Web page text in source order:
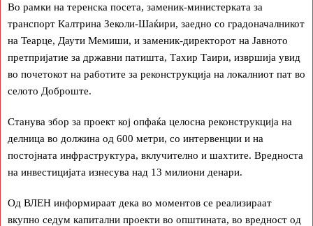
Во рамки на теренска посета, заменик-министерката за
транспорт Калтрина Зеколи-Шаќири, заедно со градоначалникот
на Теарце, Даути Мемиши, и заменик-директорот на Јавното
претпријатие за државни патишта, Тахир Таири, извршија увид
во почетокот на работите за реконструкција на локалниот пат во
селото Доброште.
Станува збор за проект кој опфаќа целосна реконструкција на
делница во должина од 600 метри, со интервенции и на
постојната инфраструктура, вклучително и шахтите. Вредноста
на инвестицијата изнесува над 13 милиони денари.
Од ВЛЕН информираат дека во моментов се реализираат
вкупно седум капитални проекти во општината, во вредност од